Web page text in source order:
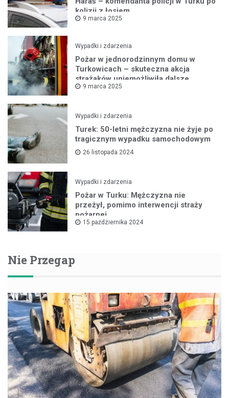
kolizji z łosiem
9 marca 2025
Wypadki i zdarzenia
Pożar w jednorodzinnym domu w
Turkowicach – skuteczna akcja
strażaków uniemożliwiła dalsze
rozprzestrzenianie się ognia
9 marca 2025
Wypadki i zdarzenia
Turek: 50-letni mężczyzna nie żyje po
tragicznym wypadku samochodowym
26 listopada 2024
Wypadki i zdarzenia
Pożar w Turku: Mężczyzna nie
przeżył, pomimo interwencji straży
pożarnej
15 października 2024
Nie Przegap